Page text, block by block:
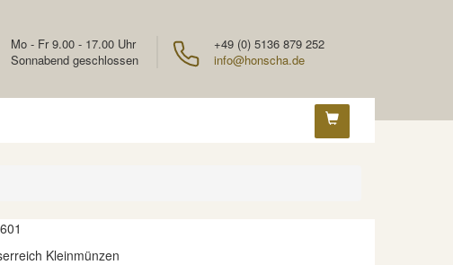
+49 (0) 5136 879 252
info@honscha.de
Mo - Fr 9.00 - 17.00 Uhr
Sonnabend geschlossen
Kleinmünzen